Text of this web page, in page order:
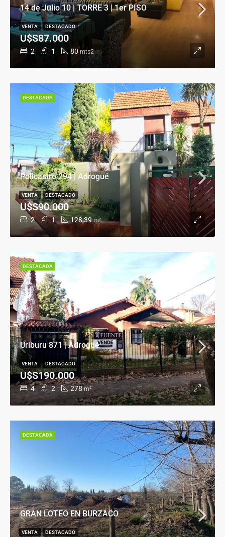
14 de Julio 10 | TORRE 3 | 1er PISO
2 1 80 mts2
U$S87.000
VENTA DESTACADO
Policastro 294 | Adrogué
2 1 128,39 m²
U$S90.000
VENTA DESTACADO
DESTACADA
Uriburu 871 | Adrogué
4 2 278 m²
U$S190.000
VENTA DESTACADO
DESTACADA
GRAN LOTEO EN BURZACO
VENTA DESTACADO
DESTACADA